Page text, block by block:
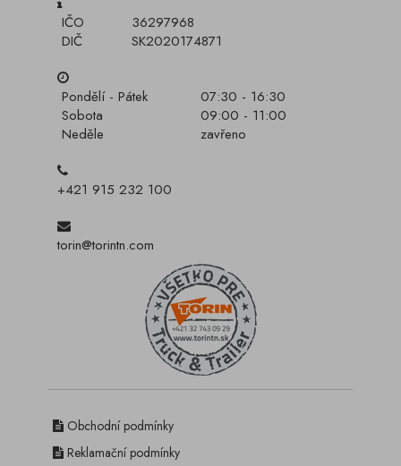
IČO
36297968
DIČ
SK2020174871
Pondělí - Pátek
07:30 - 16:30
Sobota
09:00 - 11:00
Neděle
zavřeno
+421 915 232 100
torin@torintn.com
Obchodní podmínky
Reklamační podmínky